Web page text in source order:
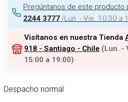
Pregúntanos de este producto
2244 3777 (Lun. - Vie. 10:30 a
Visítanos en nuestra Tienda
918 - Santiago - Chile (Lun. -
15:00 a 19:00)
Despacho normal